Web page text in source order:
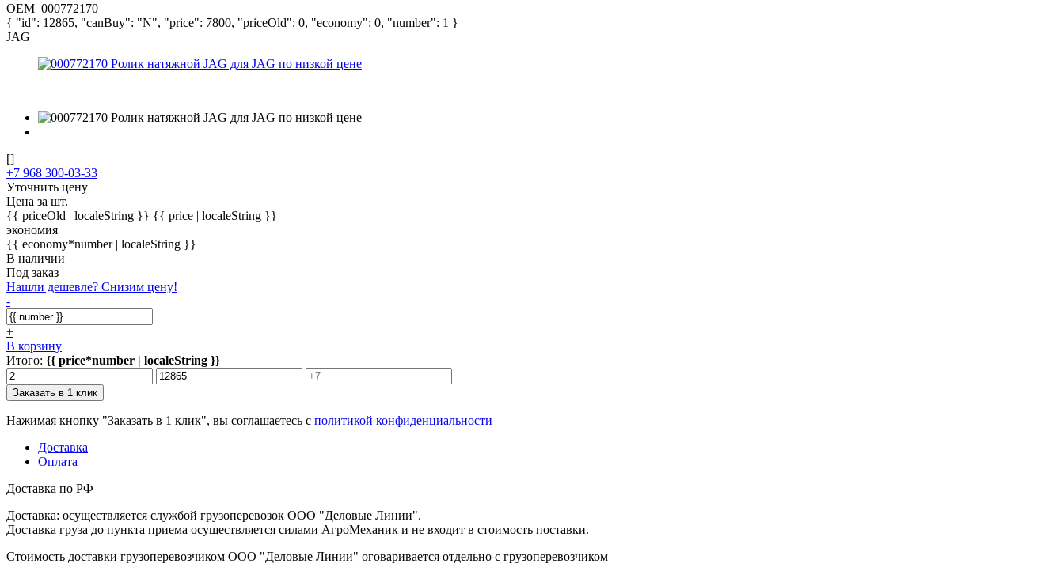
OEM 000772170
{ "id": 12865, "canBuy": "N", "price": 7800, "priceOld": 0, "economy": 0, "number": 1 }
JAG
[]
+7 968 300-03-33
Уточнить цену
Цена за шт.
{{ priceOld | localeString }} {{ price | localeString }}
экономия
{{ economy*number | localeString }}
В наличии
Под заказ
Нашли дешевле? Снизим цену!
-
+
В корзину
Итого: {{ price*number | localeString }}
Заказать в 1 клик
Нажимая кнопку "Заказать в 1 клик", вы соглашаетесь с политикой конфиденциальности
Доставка
Оплата
Доставка по РФ
Доставка: осуществляется службой грузоперевозок ООО "Деловые Линии".
Доставка груза до пункта приема осуществляется силами АгроМеханик и не входит в стоимость поставки.
Стоимость доставки грузоперевозчиком ООО "Деловые Линии" оговаривается отдельно с грузоперевозчиком